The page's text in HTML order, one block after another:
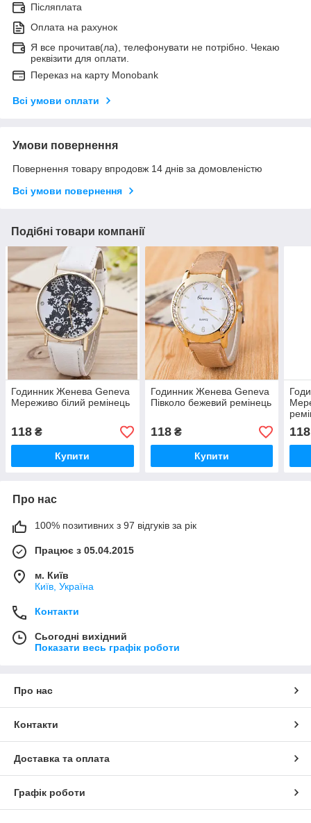
Післяплата
Оплата на рахунок
Я все прочитав(ла), телефонувати не потрібно. Чекаю
реквізити для оплати.
Переказ на карту Monobank
Всі умови оплати
Умови повернення
Повернення товару впродовж 14 днів за домовленістю
Всі умови повернення
Подібні товари компанії
Годинник Женева Geneva
Мереживо білий ремінець
118 ₴
Купити
Годинник Женева Geneva
Півколо бежевий ремінець
118₴
Купити
118
Про нас
100% позитивних з 97 відгуків за рік
Працює з 05.04.2015
м. Київ
Київ, Україна
Контакти
Сьогодні вихідний
Показати весь графік роботи
Про нас
Контакти
Доставка та оплата
Графік роботи